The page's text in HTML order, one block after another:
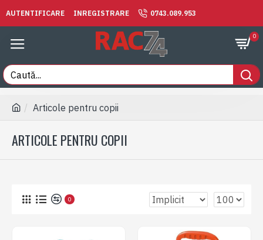
AUTENTIFICARE INREGISTRARE 0743.089.953
0
Articole pentru copii
ARTICOLE PENTRU COPII
0